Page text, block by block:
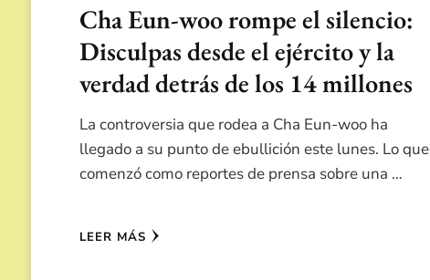
Cha Eun-woo rompe el silencio:
Disculpas desde el ejército y la
verdad detrás de los 14 millones
La controversia que rodea a Cha Eun-woo ha
llegado a su punto de ebullición este lunes. Lo que
comenzó como reportes de prensa sobre una …
LEER MÁS